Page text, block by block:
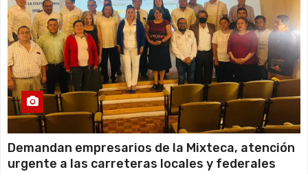
Demandan empresarios de la Mixteca, atención
urgente a las carreteras locales y federales